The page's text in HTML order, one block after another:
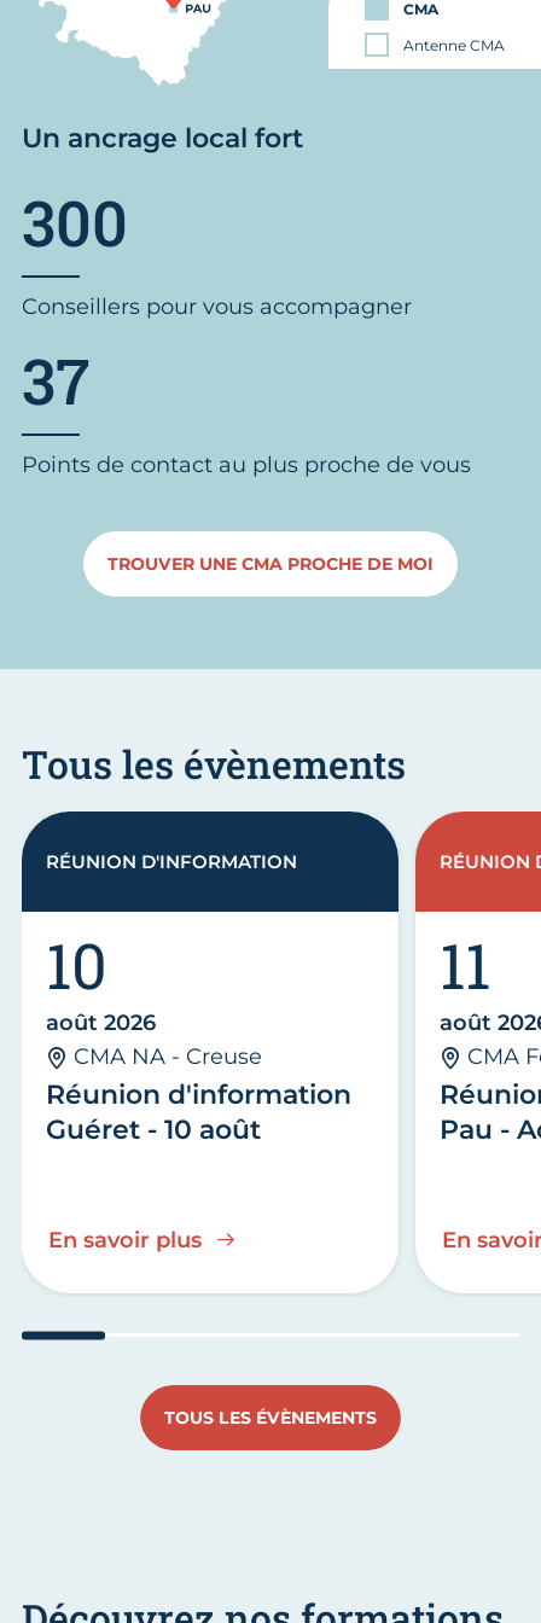
CMA
Antenne CMA
Un ancrage local fort
300
Conseillers pour vous accompagner
37
Points de contact au plus proche de vous
TROUVER UNE CMA PROCHE DE MOI
Tous les évènements
Réunion d'information
Guéret - 10 août
10
août 2026
CMA NA - Creuse
En savoir plus
RÉUNION D'INFORMATION
Pau -
11
août
CMA
En
RÉUNION
TOUS LES ÉVÈNEMENTS